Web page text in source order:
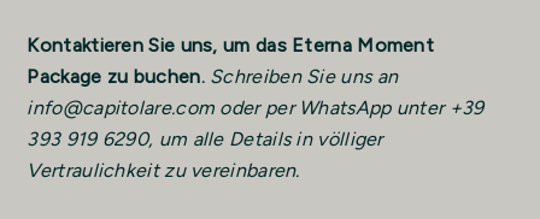
Kontaktieren Sie uns, um das Eterna Moment
Package zu buchen. Schreiben Sie uns an
info@capitolare.com oder per WhatsApp unter +39
393 919 6290, um alle Details in völliger
Vertraulichkeit zu vereinbaren.